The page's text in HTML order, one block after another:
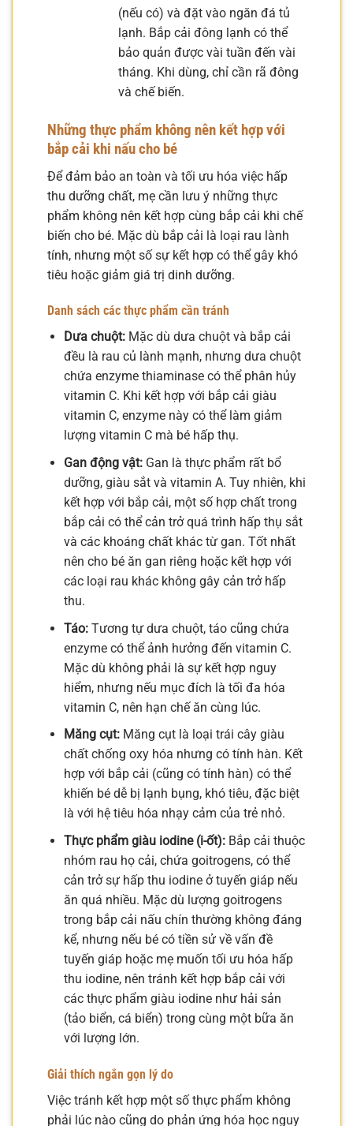
(nếu có) và đặt vào ngăn đá tủ
lạnh. Bắp cải đông lạnh có thể
bảo quản được vài tuần đến vài
tháng. Khi dùng, chỉ cần rã đông
và chế biến.
Những thực phẩm không nên kết hợp với
bắp cải khi nấu cho bé
Để đảm bảo an toàn và tối ưu hóa việc hấp
thu dưỡng chất, mẹ cần lưu ý những thực
phẩm không nên kết hợp cùng bắp cải khi chế
biến cho bé. Mặc dù bắp cải là loại rau lành
tính, nhưng một số sự kết hợp có thể gây khó
tiêu hoặc giảm giá trị dinh dưỡng.
Danh sách các thực phẩm cần tránh
Dưa chuột:Mặc dù dưa chuột và bắp cải
đều là rau củ lành mạnh, nhưng dưa chuột
chứa enzyme thiaminase có thể phân hủy
vitamin C. Khi kết hợp với bắp cải giàu
vitamin C, enzyme này có thể làm giảm
lượng vitamin C mà bé hấp thụ.
Gan động vật:Gan là thực phẩm rất bổ
dưỡng, giàu sắt và vitamin A. Tuy nhiên, khi
kết hợp với bắp cải, một số hợp chất trong
bắp cải có thể cản trở quá trình hấp thụ sắt
và các khoáng chất khác từ gan. Tốt nhất
nên cho bé ăn gan riêng hoặc kết hợp với
các loại rau khác không gây cản trở hấp
thu.
Táo:Tương tự dưa chuột, táo cũng chứa
enzyme có thể ảnh hưởng đến vitamin C.
Mặc dù không phải là sự kết hợp nguy
hiểm, nhưng nếu mục đích là tối đa hóa
vitamin C, nên hạn chế ăn cùng lúc.
Măng cụt:Măng cụt là loại trái cây giàu
chất chống oxy hóa nhưng có tính hàn. Kết
hợp với bắp cải (cũng có tính hàn) có thể
khiến bé dễ bị lạnh bụng, khó tiêu, đặc biệt
là với hệ tiêu hóa nhạy cảm của trẻ nhỏ.
Thực phẩm giàu iodine (i-ốt):Bắp cải thuộc
nhóm rau họ cải, chứa goitrogens, có thể
cản trở sự hấp thu iodine ở tuyến giáp nếu
ăn quá nhiều. Mặc dù lượng goitrogens
trong bắp cải nấu chín thường không đáng
kể, nhưng nếu bé có tiền sử về vấn đề
tuyến giáp hoặc mẹ muốn tối ưu hóa hấp
thu iodine, nên tránh kết hợp bắp cải với
các thực phẩm giàu iodine như hải sản
(tảo biển, cá biển) trong cùng một bữa ăn
với lượng lớn.
Giải thích ngắn gọn lý do
Việc tránh kết hợp một số thực phẩm không
phải lúc nào cũng do phản ứng hóa học nguy